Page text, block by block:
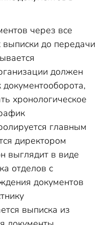
через все
выписки до передачи
должен
хронологическое
главным
директором
выглядит в виде
отделов с
документов
выписка из